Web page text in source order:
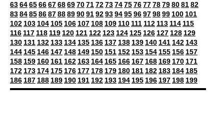
6364656667686970717273747576777879808182
8384858687888990919293949596979899 100 101
102 103 104 105 106 107 108 109 110 111 112 113 114 115
116 117 118 119 120 121 122 123 124 125 126 127 128 129
130 131 132 133 134 135 136 137 138 139 140 141 142 143
144 145 146 147 148 149 150 151 152 153 154 155 156 157
158 159 160 161 162 163 164 165 166 167 168 169 170 171
172 173 174 175 176 177 178 179 180 181 182 183 184 185
186 187 188 189 190 191 192 193 194 195 196 197 198 199